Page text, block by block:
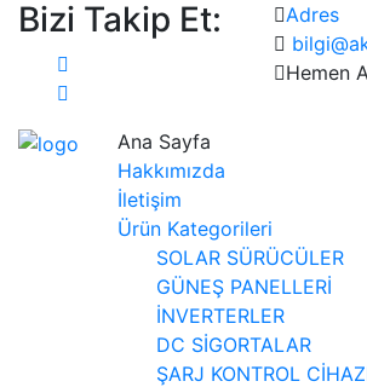
Bizi Takip Et:
Adres
Hemen
Ana Sayfa
Hakkımızda
İletişim
Ürün Kategorileri
SOLAR SÜRÜCÜLER
GÜNEŞ PANELLERİ
İNVERTERLER
DC SİGORTALAR
ŞARJ KONTROL